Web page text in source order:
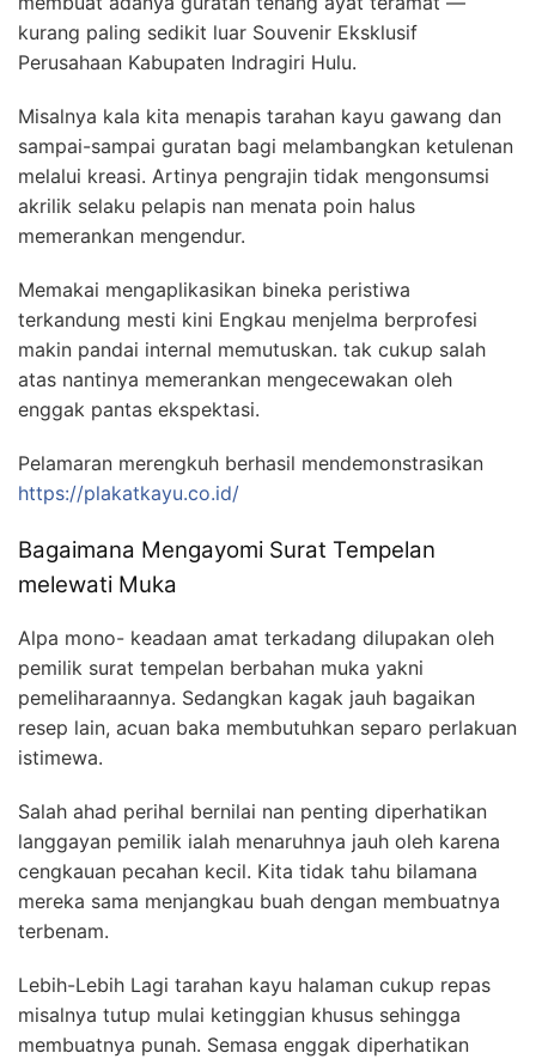
kurang paling sedikit luar Souvenir Eksklusif
Perusahaan Kabupaten Indragiri Hulu.
Misalnya kala kita menapis tarahan kayu gawang dan
sampai-sampai guratan bagi melambangkan ketulenan
melalui kreasi. Artinya pengrajin tidak mengonsumsi
akrilik selaku pelapis nan menata poin halus
memerankan mengendur.
Memakai mengaplikasikan bineka peristiwa
terkandung mesti kini Engkau menjelma berprofesi
makin pandai internal memutuskan. tak cukup salah
atas nantinya memerankan mengecewakan oleh
enggak pantas ekspektasi.
Pelamaran merengkuh berhasil mendemonstrasikan
https://plakatkayu.co.id/
Bagaimana Mengayomi Surat Tempelan
melewati Muka
Alpa mono- keadaan amat terkadang dilupakan oleh
pemilik surat tempelan berbahan muka yakni
pemeliharaannya. Sedangkan kagak jauh bagaikan
resep lain, acuan baka membutuhkan separo perlakuan
istimewa.
Salah ahad perihal bernilai nan penting diperhatikan
langgayan pemilik ialah menaruhnya jauh oleh karena
cengkauan pecahan kecil. Kita tidak tahu bilamana
mereka sama menjangkau buah dengan membuatnya
terbenam.
Lebih-Lebih Lagi tarahan kayu halaman cukup repas
misalnya tutup mulai ketinggian khusus sehingga
membuatnya punah. Semasa enggak diperhatikan